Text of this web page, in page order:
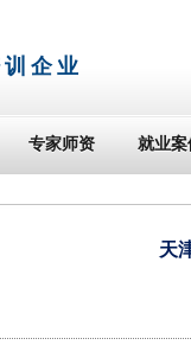
企业
专家师资 就业案
天